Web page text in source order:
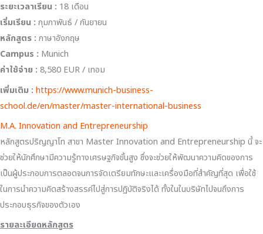
ระยะเวลาเรียน : 18 เดือน
เริ่มเรียน : กุมภาพันธ์ / กันยายน
หลักสูตร : ภาษาอังกฤษ
Campus : Munich
ค่าใช้จ่าย : 8,580 EUR / เทอม
เพิ่มเติม : https://www.munich-business-
school.de/en/master/master-international-business
M.A. Innovation and Entrepreneurship
หลักสูตรปริญญาโท สาขา Master Innovation and Entrepreneurship นี้ จะ
ช่วยให้นักศึกษามีความรู้ทางเศรษฐกิจขั้นสูง ซึ่งจะช่วยให้พัฒนาความคิดของการ
เป็นผู้ประกอบการตลอดจนการจัดเตรียมทักษะและเครื่องมือที่สำคัญที่สุด เพื่อใช้
ในการนำความคิดสร้างสรรค์ไปสู่การปฏิบัติจริงได้ ทั้งในในบริษัทไปจนถึงการ
ประกอบธุรกิจของตัวเอง
รายละเอียดหลักสูตร